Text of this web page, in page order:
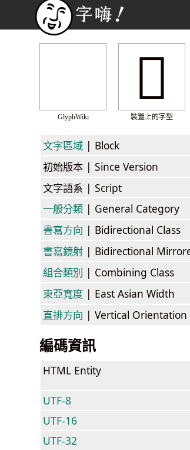
GlyphWiki
𣨞
裝置上的字型
文字區域 | Block
初始版本 | Since Version
文字語系 | Script
一般分類 | General Category
書寫方向 | Bidirectional Class
書寫鏡射 | Bidirectional
組合類別 | Combining Class
東亞寬度 | East Asian Width
直排方向 | Vertical Orientation
編碼資訊
HTML Entity
UTF-8
UTF-16
UTF-32